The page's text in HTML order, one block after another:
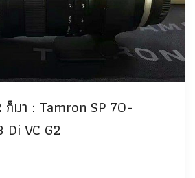
ก็มา : Tamron SP 70-
VC G2